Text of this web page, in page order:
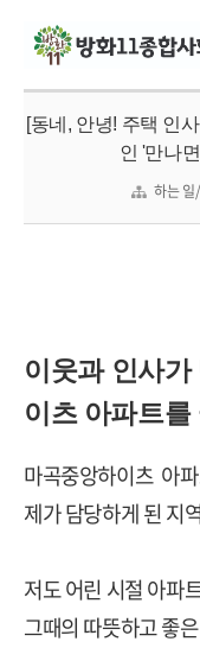
[동네, 안녕! 주택 인
인 '만나
하는 일
이웃과 인사
이츠 아파트를
마곡중앙하이츠 아
제가 담당하게 된 지
저도 어린 시절 아파
그때의 따뜻하고 좋